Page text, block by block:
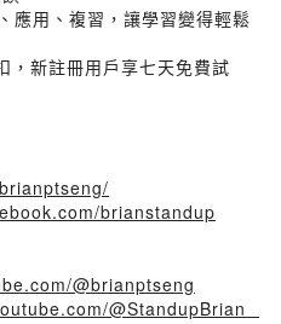
應用、複習，讓學習變得輕鬆
新註冊用戶享七天免費試
brianstandup
@brianptseng
@StandupBrian⠀